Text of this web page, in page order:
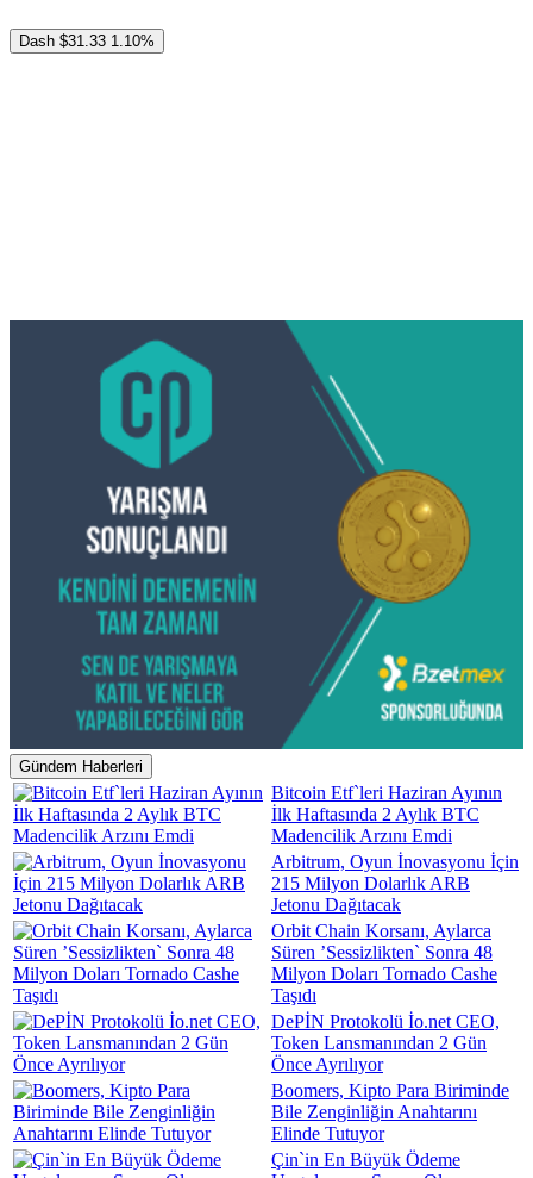
Dash $31.33 1.10%
Gündem Haberleri
Bitcoin Etf`leri Haziran Ayının
İlk Haftasında 2 Aylık BTC
Madencilik Arzını Emdi
Arbitrum, Oyun İnovasyonu İçin
215 Milyon Dolarlık ARB
Jetonu Dağıtacak
Orbit Chain Korsanı, Aylarca
Süren ’Sessizlikten` Sonra 48
Milyon Doları Tornado Cashe
Taşıdı
DePİN Protokolü İo.net CEO,
Token Lansmanından 2 Gün
Önce Ayrılıyor
Boomers, Kipto Para Biriminde
Bile Zenginliğin Anahtarını
Elinde Tutuyor
Çin`in En Büyük Ödeme